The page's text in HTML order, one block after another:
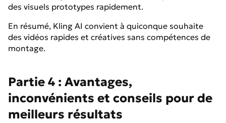
des visuels prototypes rapidement.
En résumé, Kling AI convient à quiconque souhaite
des vidéos rapides et créatives sans compétences de
montage.
Partie 4 : Avantages,
inconvénients et conseils pour de
meilleurs résultats